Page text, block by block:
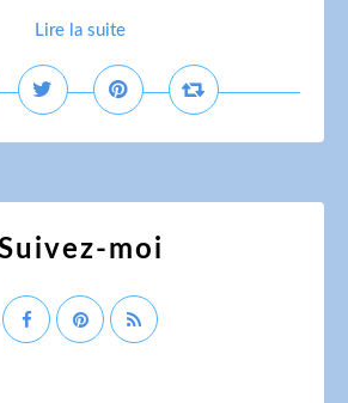
Lire la suite
moi